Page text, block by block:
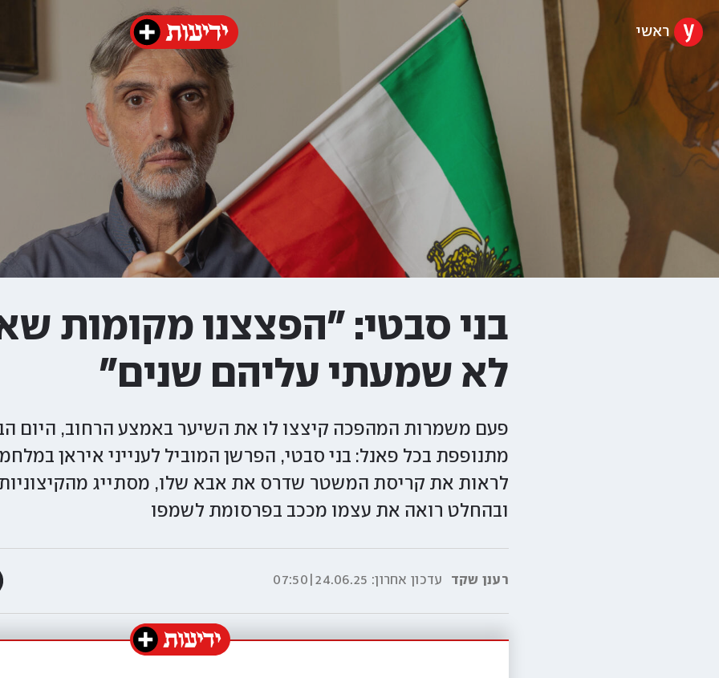
ראשי
בני סבטי: "הפצצנו מקומות
לא שמעתי עליהם שנים"
פעם משמרות המהפכה קיצצו לו את השיער באמצע הרחוב, היום
מתנופפת בכל פאנל: בני סבטי, הפרשן המוביל לענייני איראן
לראות את קריסת המשטר שדרס את אבא שלו, מסתייג מהקיצוניות
ובהחלט רואה את עצמו מככב בפרסומת לשמפו
רענן שקד עדכון אחרון: 24.06.25|07:50